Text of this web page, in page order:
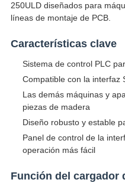
250ULD diseñados para
líneas de montaje de PCB.
Características clave
Sistema de control PLC
Compatible con la interfaz
Las demás máquinas y
piezas de madera
Diseño robusto y estable
Panel de control de la
operación más fácil
Función del cargador